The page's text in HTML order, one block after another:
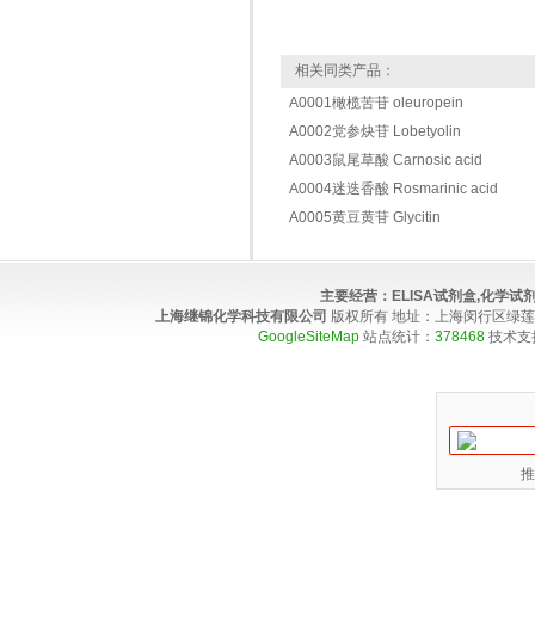
相关同类产品：
A0001橄榄苦苷 oleuropein
A0002党参炔苷 Lobetyolin
A0003鼠尾草酸 Carnosic acid
A0004迷迭香酸 Rosmarinic acid
A0005黄豆黄苷 Glycitin
主要经营： ELISA试剂盒,化学试
上海继锦化学科技有限公司 版权所有 地址：上海闵行区绿
GoogleSiteMap 站点统计： 378468 技术支